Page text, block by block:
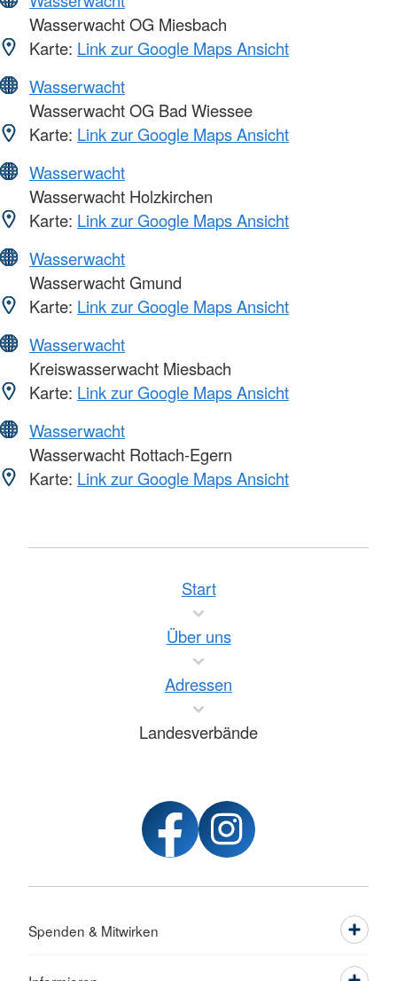
Wasserwacht OG Miesbach
Karte: Link zur Google Maps Ansicht
Wasserwacht
Wasserwacht OG Bad Wiessee
Karte: Link zur Google Maps Ansicht
Wasserwacht
Wasserwacht Holzkirchen
Karte: Link zur Google Maps Ansicht
Wasserwacht
Wasserwacht Gmund
Karte: Link zur Google Maps Ansicht
Wasserwacht
Kreiswasserwacht Miesbach
Karte: Link zur Google Maps Ansicht
Wasserwacht
Wasserwacht Rottach-Egern
Karte: Link zur Google Maps Ansicht
Start
Über uns
Adressen
Landesverbände
Spenden & Mitwirken